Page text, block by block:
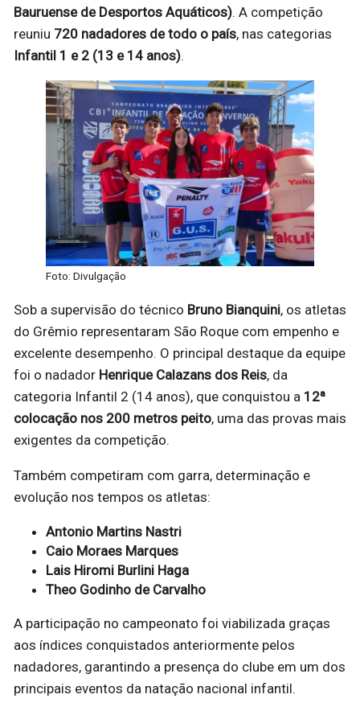
Bauruense de Desportos Aquáticos). A competição
reuniu 720 nadadores de todo o país, nas categorias
Infantil 1 e 2 (13 e 14 anos).
Foto: Divulgação
Sob a supervisão do técnico Bruno Bianquini, os atletas
do Grêmio representaram São Roque com empenho e
excelente desempenho. O principal destaque da equipe
foi o nadador Henrique Calazans dos Reis, da
categoria Infantil 2 (14 anos), que conquistou a 12ª
colocação nos 200 metros peito, uma das provas mais
exigentes da competição.
Também competiram com garra, determinação e
evolução nos tempos os atletas:
Antonio Martins Nastri
Caio Moraes Marques
Lais Hiromi Burlini Haga
Theo Godinho de Carvalho
A participação no campeonato foi viabilizada graças
aos índices conquistados anteriormente pelos
nadadores, garantindo a presença do clube em um dos
principais eventos da natação nacional infantil.